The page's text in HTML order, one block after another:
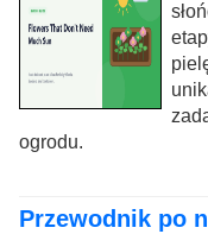
ogrodu.
Przewodnik po